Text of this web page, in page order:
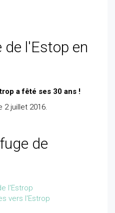
de l'Estop en
a fêté ses 30 ans !
juillet 2016.
de
l'Estrop
vers l'Estrop